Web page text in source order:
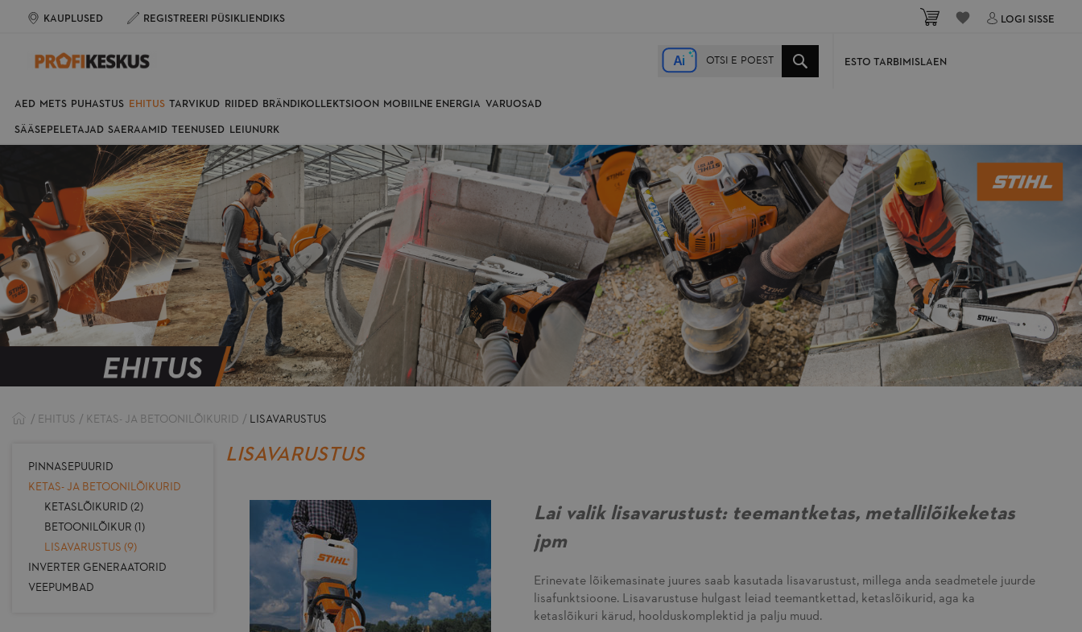
KAUPLUSED REGISTREERI PÜSIKLIENDIKS LOGI SISSE
Minu ostukorv
ESTO TARBIMISLAEN
Ai
AED METS PUHASTUS EHITUS TARVIKUD RIIDED BRÄNDIKOLLEKTSIOON MOBIILNE ENERGIA VARUOSAD
SÄÄSEPELETAJAD SAERAAMID TEENUSED LEIUNURK
EHITUS KETAS- JA BETOONILÕIKURID LISAVARUSTUS
PINNASEPUURID
KETAS- JA BETOONILÕIKURID
KETASLÕIKURID (2)
BETOONILÕIKUR (1)
LISAVARUSTUS (9)
INVERTER GENERAATORID
VEEPUMBAD
LISAVARUSTUS
Lai valik lisavarustust: teemantketas, metallilõikeketas
jpm
Erinevate lõikemasinate juures saab kasutada lisavarustust, millega anda seadmetele juurde
lisafunktsioone. Lisavarustuse hulgast leiad teemantkettad, ketaslõikurid, aga ka
ketaslõikuri kärud, hoolduskomplektid ja palju muud.